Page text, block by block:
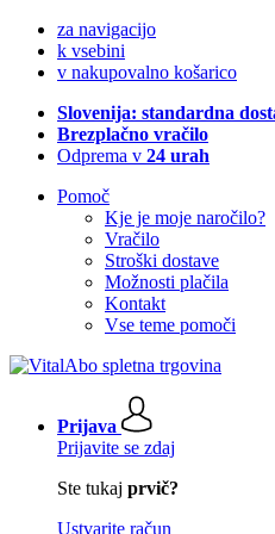
za navigacijo
k vsebini
v nakupovalno košarico
Slovenija: standardna
Brezplačno vračilo
Odprema v 24 urah
Pomoč
Kje je moje naročilo?
Vračilo
Stroški dostave
Možnosti plačila
Kontakt
Vse teme pomoči
Prijava
Prijavite se zdaj
Ste tukaj prvič?
Ustvarite račun